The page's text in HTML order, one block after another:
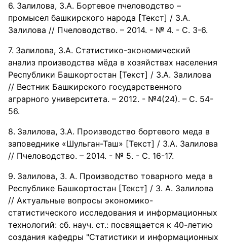
Залилова, З.А. Бортевое пчеловодство –
промысел башкирского народа [Текст] / З.А.
Залилова // Пчеловодство. – 2014. - № 4. - С. 3-6.
Залилова, З.А. Статистико-экономический
анализ производства мёда в хозяйствах населения
Республики Башкортостан [Текст] / З.А. Залилова
// Вестник Башкирского государственного
аграрного университета. – 2012. - №4(24). – С. 54-
56.
Залилова, З.А. Производство бортевого меда в
заповеднике «Шульган-Таш» [Текст] / З.А. Залилова
// Пчеловодство. – 2014. - № 5. - С. 16-17.
Залилова, З. А. Производство товарного меда в
Республике Башкортостан [Текст] / З. А. Залилова
// Актуальные вопросы экономико-
статистического исследования и информационных
технологий: сб. науч. ст.: посвящается к 40-летию
создания кафедры "Статистики и информационных